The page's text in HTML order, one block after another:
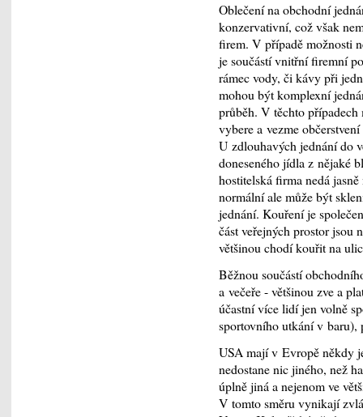
Oblečení na obchodní
konzervativní, což však
firem. V případě možnosti
je součástí vnitřní firemní
rámec vody, či kávy při
mohou být komplexní
průběh. V těchto
vybere a vezme
U zdlouhavých jednání do
doneseného jídla z nějaké
hostitelská firma nedá
normální ale může být
jednání. Kouření je
část veřejných prostor jsou
většinou chodí kouřit na
Běžnou součástí
a večeře - většinou zve a
účastní více lidí jen volně
sportovního utkání v baru),
USA mají v Evropě někdy
nedostane nic jiného, než
úplně jiná a nejenom ve
V tomto směru vynikají